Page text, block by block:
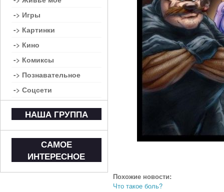
Похожие новости:
Что такое боль?
-> Игры
-> Картинки
-> Кино
-> Комиксы
-> Познавательное
-> Соцсети
НАША ГРУППА
САМОЕ
ИНТЕРЕСНОЕ